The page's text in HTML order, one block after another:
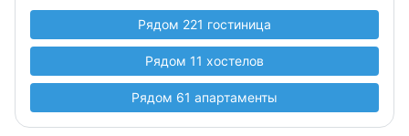
Рядом 221 гостиница
Рядом 11 хостелов
Рядом 61 апартаменты